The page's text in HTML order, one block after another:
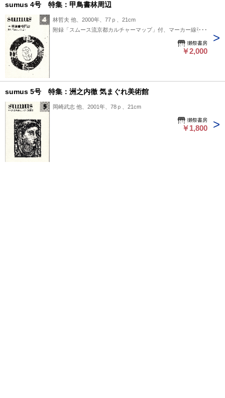
sumus 4号 特集：甲鳥書林周辺
林哲夫 他、2000年、77ｐ、21cm
附録「スムース流京都カルチャーマップ」付、マーカー線引有
獺祭書房
￥2,000
sumus 5号 特集：洲之内徹 気まぐれ美術館
岡崎武志 他、2001年、78ｐ、21cm
獺祭書房
￥1,800